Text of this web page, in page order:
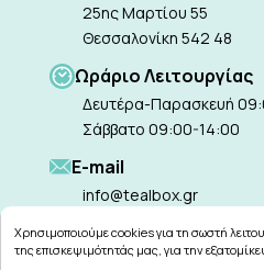
25ης Μαρτίου 55
Θεσσαλονίκη 542 48
Ωράριο Λειτουργίας
Δευτέρα-Παρασκευή
Σάββατο 09:00-14:00
Ε-mail
info@tealbox.gr
Χρησιμοποιούμε cookies για τη σωστή
της επισκεψιμότητάς μας, για την